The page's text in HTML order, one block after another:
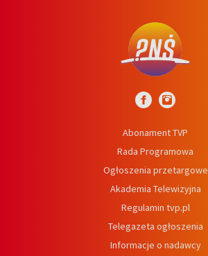
Abonament TVP
Rada Programowa
Ogłoszenia przetargowe
Akademia Telewizyjna
Regulamin tvp.pl
Telegazeta ogłoszenia
Informacje o nadawcy